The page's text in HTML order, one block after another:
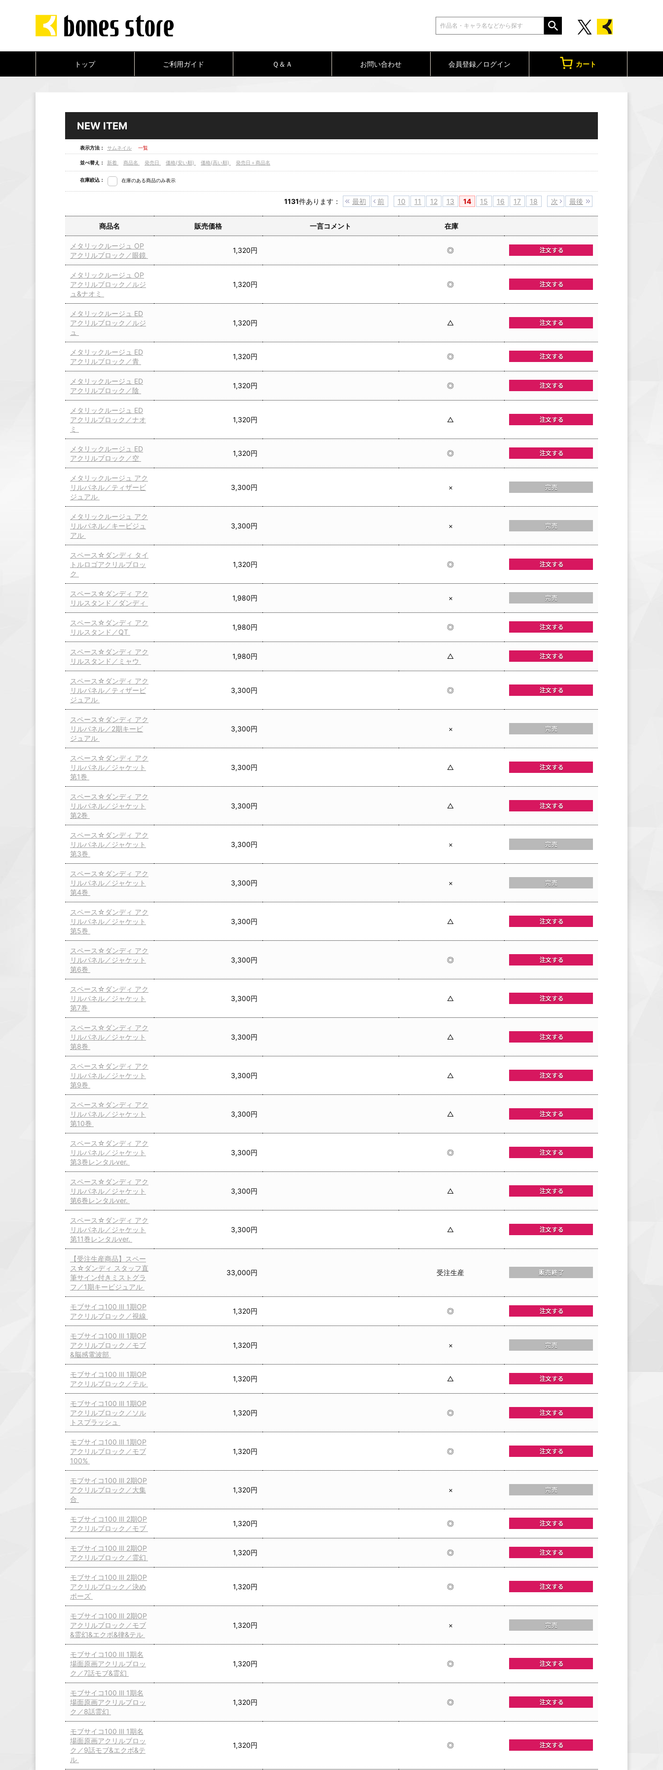
トップ ご利用ガイド Ｑ＆Ａ お問い合わせ 会員登録／ログイン カート
NEW ITEM
表示方法： サムネイル 一覧
並べ替え： 新着 商品名 発売日 価格(安い順) 価格(高い順) 発売日＋商品名
在庫絞込： 在庫のある商品のみ表示
1131件あります ： 最初 前 10 11 12 13 14 15 16 17 18 次 最後
商品名 販売価格 一言コメント 在庫
メタリックルージュ OP
アクリルブロック／眼鏡
1,320円 ◎
メタリックルージュ OP
アクリルブロック／ルジ
ュ&ナオミ
1,320円 ◎
メタリックルージュ ED
アクリルブロック／ルジ
ュ
1,320円 △
メタリックルージュ ED
アクリルブロック／青
1,320円 ◎
メタリックルージュ ED
アクリルブロック／陰
1,320円 ◎
メタリックルージュ ED
アクリルブロック／ナオ
ミ
1,320円 △
メタリックルージュ ED
アクリルブロック／空
1,320円 ◎
メタリックルージュ アク
リルパネル／ティザービ
ジュアル
3,300円 ×
メタリックルージュ アク
リルパネル／キービジュ
アル
3,300円 ×
スペース☆ダンディ タイ
トルロゴアクリルブロッ
ク
1,320円 ◎
スペース☆ダンディ アク
リルスタンド／ダンディ
1,980円 ×
スペース☆ダンディ アク
リルスタンド／QT
1,980円 ◎
スペース☆ダンディ アク
リルスタンド／ミャウ
1,980円 △
スペース☆ダンディ アク
リルパネル／ティザービ
ジュアル
3,300円 ◎
スペース☆ダンディ アク
リルパネル／2期キービ
ジュアル
3,300円 ×
スペース☆ダンディ アク
リルパネル／ジャケット
第1巻
3,300円 △
スペース☆ダンディ アク
リルパネル／ジャケット
第2巻
3,300円 △
スペース☆ダンディ アク
リルパネル／ジャケット
第3巻
3,300円 ×
スペース☆ダンディ アク
リルパネル／ジャケット
第4巻
3,300円 ×
スペース☆ダンディ アク
リルパネル／ジャケット
第5巻
3,300円 △
スペース☆ダンディ アク
リルパネル／ジャケット
第6巻
3,300円 ◎
スペース☆ダンディ アク
リルパネル／ジャケット
第7巻
3,300円 △
スペース☆ダンディ アク
リルパネル／ジャケット
第8巻
3,300円 △
スペース☆ダンディ アク
リルパネル／ジャケット
第9巻
3,300円 △
スペース☆ダンディ アク
リルパネル／ジャケット
第10巻
3,300円 △
スペース☆ダンディ アク
リルパネル／ジャケット
第3巻レンタルver.
3,300円 ◎
スペース☆ダンディ アク
リルパネル／ジャケット
第6巻レンタルver.
3,300円 △
スペース☆ダンディ アク
リルパネル／ジャケット
第11巻レンタルver.
3,300円 △
【受注生産商品】スペー
ス☆ダンディ スタッフ直
筆サイン付きミストグラ
フ／1期キービジュアル
33,000円 受注生産
モブサイコ100 Ⅲ 1期OP
アクリルブロック／視線
1,320円 ◎
モブサイコ100 Ⅲ 1期OP
アクリルブロック／モブ
&脳感電波部
1,320円 ×
モブサイコ100 Ⅲ 1期OP
アクリルブロック／テル
1,320円 △
モブサイコ100 Ⅲ 1期OP
アクリルブロック／ソル
トスプラッシュ
1,320円 ◎
モブサイコ100 Ⅲ 1期OP
アクリルブロック／モブ
100%
1,320円 ◎
モブサイコ100 Ⅲ 2期OP
アクリルブロック／大集
合
1,320円 ×
モブサイコ100 Ⅲ 2期OP
アクリルブロック／モブ
1,320円 ◎
モブサイコ100 Ⅲ 2期OP
アクリルブロック／霊幻
1,320円 ◎
モブサイコ100 Ⅲ 2期OP
アクリルブロック／決め
ポーズ
1,320円 ◎
モブサイコ100 Ⅲ 2期OP
アクリルブロック／モブ
&霊幻&エクボ&律&テル
1,320円 ×
モブサイコ100 Ⅲ 1期名
場面原画アクリルブロッ
ク／7話モブ&霊幻
1,320円 ◎
モブサイコ100 Ⅲ 1期名
場面原画アクリルブロッ
ク／8話霊幻
1,320円 ◎
モブサイコ100 Ⅲ 1期名
場面原画アクリルブロッ
ク／9話モブ&エクボ&テ
ル
1,320円 ◎